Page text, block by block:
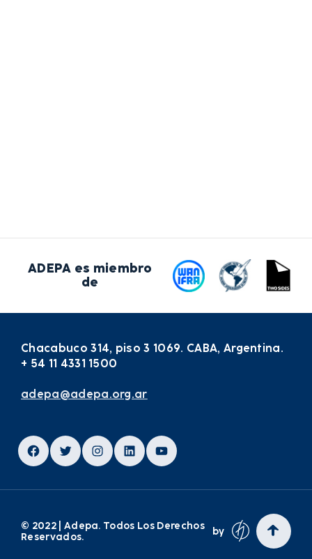
ADEPA es miembro
de
Chacabuco 314, piso 3 1069. CABA, Argentina.
+ 54 11 4331 1500
adepa@adepa.org.ar
Facebook
TwitterInstagram
LinkedInYouTube
© 2022 | Adepa. Todos Los Derechos
Reservados.
by